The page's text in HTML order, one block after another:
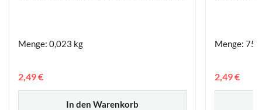
Menge: 0,023 kg
In den Warenkorb
2,49 €
Menge: 75 g
2,49 €